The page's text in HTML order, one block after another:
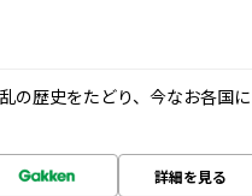
の歴史をたどり、今なお各国に
詳細を見る